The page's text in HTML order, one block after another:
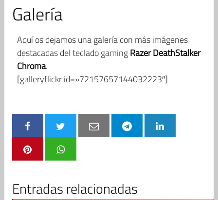
Galería
Aquí os dejamos una galería con más imágenes
destacadas del teclado gamingRazer DeathStalker
Chroma.
[galleryflickr id=»72157657144032223″]
Entradas relacionadas